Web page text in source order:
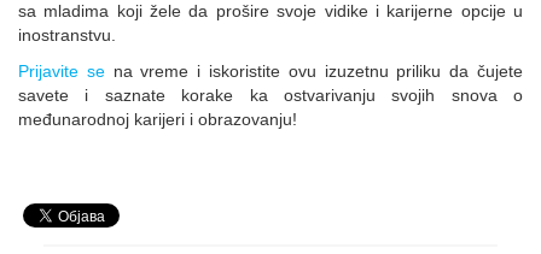
sa mladima koji žele da prošire svoje vidike i karijerne opcije u
inostranstvu.
Prijavite sena vreme i iskoristite ovu izuzetnu priliku da čujete
savete i saznate korake ka ostvarivanju svojih snova o
međunarodnoj karijeri i obrazovanju!